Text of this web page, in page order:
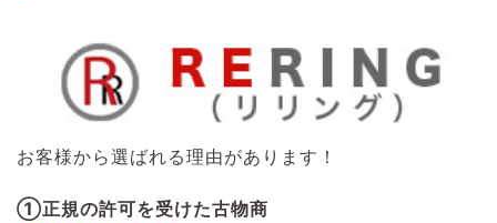
お客様から選ばれる理由があります！
①正規の許可を受けた古物商